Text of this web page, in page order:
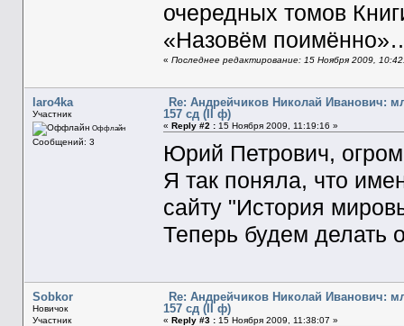
очередных томов
«Назовём
« Последнее редактирование: 15 Ноября 2009,
laro4ka
Участник
Оффлайн
Сообщений: 3
Re: Андрейчиков Николай Иванович:
157 сд (II ф)
« Reply #2 :15 Ноября 2009, 11:19:16 »
Юрий Петрович,
Я так поняла, что
сайту "История
Теперь будем делать
Sobkor
Новичок
Участник
Re: Андрейчиков Николай Иванович:
157 сд (II ф)
« Reply #3 :15 Ноября 2009, 11:38:07 »